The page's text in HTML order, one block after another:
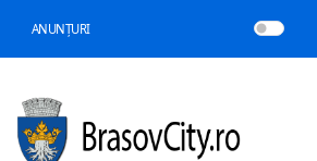
ANUNȚURI